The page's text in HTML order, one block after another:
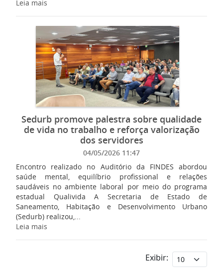
Leia mais
Sedurb promove palestra sobre qualidade
de vida no trabalho e reforça valorização
dos servidores
04/05/2026 11:47
Encontro realizado no Auditório da FINDES abordou
saúde mental, equilíbrio profissional e relações
saudáveis no ambiente laboral por meio do programa
estadual Qualivida A Secretaria de Estado de
Saneamento, Habitação e Desenvolvimento Urbano
(Sedurb) realizou,...
Leia mais
Exibir: